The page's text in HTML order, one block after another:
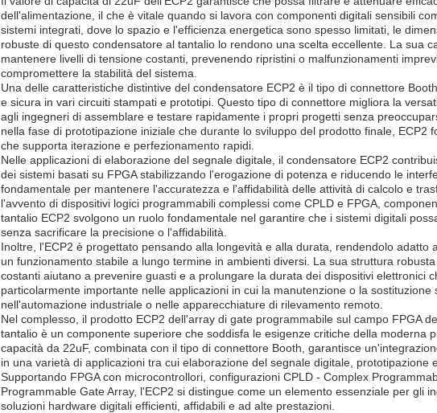
dell'alimentazione, il che è vitale quando si lavora con componenti digitali sensibili
sistemi integrati, dove lo spazio e l'efficienza energetica sono spesso limitati, le
robuste di questo condensatore al tantalio lo rendono una scelta eccellente. La sua
mantenere livelli di tensione costanti, prevenendo ripristini o malfunzionamenti
compromettere la stabilità del sistema.
Una delle caratteristiche distintive del condensatore ECP2 è il tipo di connettore
e sicura in vari circuiti stampati e prototipi. Questo tipo di connettore migliora la
agli ingegneri di assemblare e testare rapidamente i propri progetti senza
nella fase di prototipazione iniziale che durante lo sviluppo del prodotto finale, ECP2
che supporta iterazione e perfezionamento rapidi.
Nelle applicazioni di elaborazione del segnale digitale, il condensatore ECP2
dei sistemi basati su FPGA stabilizzando l'erogazione di potenza e riducendo le
fondamentale per mantenere l'accuratezza e l'affidabilità delle attività di calcolo e
l'avvento di dispositivi logici programmabili complessi come CPLD e FPGA,
tantalio ECP2 svolgono un ruolo fondamentale nel garantire che i sistemi digitali
senza sacrificare la precisione o l'affidabilità.
Inoltre, l'ECP2 è progettato pensando alla longevità e alla durata, rendendolo adatto
un funzionamento stabile a lungo termine in ambienti diversi. La sua struttura
costanti aiutano a prevenire guasti e a prolungare la durata dei dispositivi elettronici
particolarmente importante nelle applicazioni in cui la manutenzione o la sostituzione
nell'automazione industriale o nelle apparecchiature di rilevamento remoto.
Nel complesso, il prodotto ECP2 dell'array di gate programmabile sul campo FPGA
tantalio è un componente superiore che soddisfa le esigenze critiche della moderna
capacità da 22uF, combinata con il tipo di connettore Booth, garantisce
in una varietà di applicazioni tra cui elaborazione del segnale digitale, prototipazione
Supportando FPGA con microcontrollori, configurazioni CPLD - Complex
Programmable Gate Array, l'ECP2 si distingue come un elemento essenziale per gli
soluzioni hardware digitali efficienti, affidabili e ad alte prestazioni.